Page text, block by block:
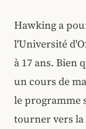
Hawking a
l'Université
à 17 ans.
un cours de
le programme
tourner vers la